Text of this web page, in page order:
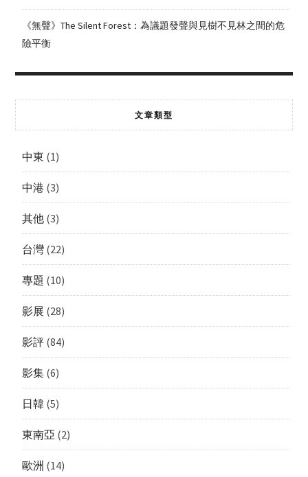
《無聲》The Silent Forest：為議題發聲與見樹不見林之間的危
險平衡
文章類型
中東 (1)
中港 (3)
其他(3)
台灣(22)
專題 (10)
影展 (28)
影評(84)
影集(6)
日韓(5)
東南亞 (2)
歐洲 (14)